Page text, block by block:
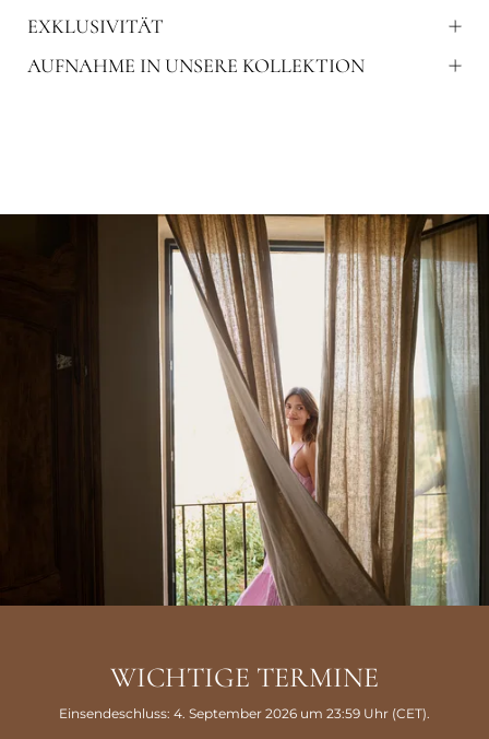
EXKLUSIVITÄT
AUFNAHME IN UNSERE KOLLEKTION
WICHTIGE TERMINE
Einsendeschluss: 4. September 2026 um 23:59 Uhr (CET).